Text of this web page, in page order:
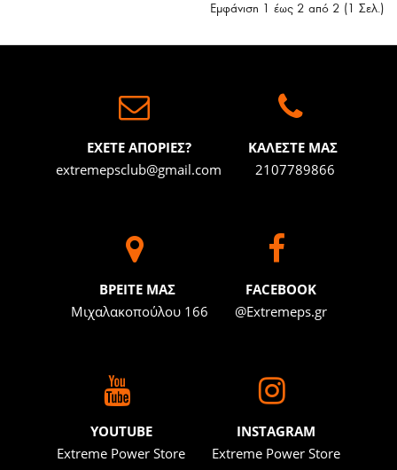
Εμφάνιση 1 έως 2 από 2 (1 Σελ.)
ΕΧΕΤΕ ΑΠΟΡΙΕΣ?
extremepsclub@gmail.com
ΚΑΛΕΣΤΕ ΜΑΣ
2107789866
BΡΕΙΤΕ ΜΑΣ
Μιχαλακοπούλου 166
FACEBOOK
@Extremeps.gr
YOUTUBE
Extreme Power Store
INSTAGRAM
Extreme Power Store